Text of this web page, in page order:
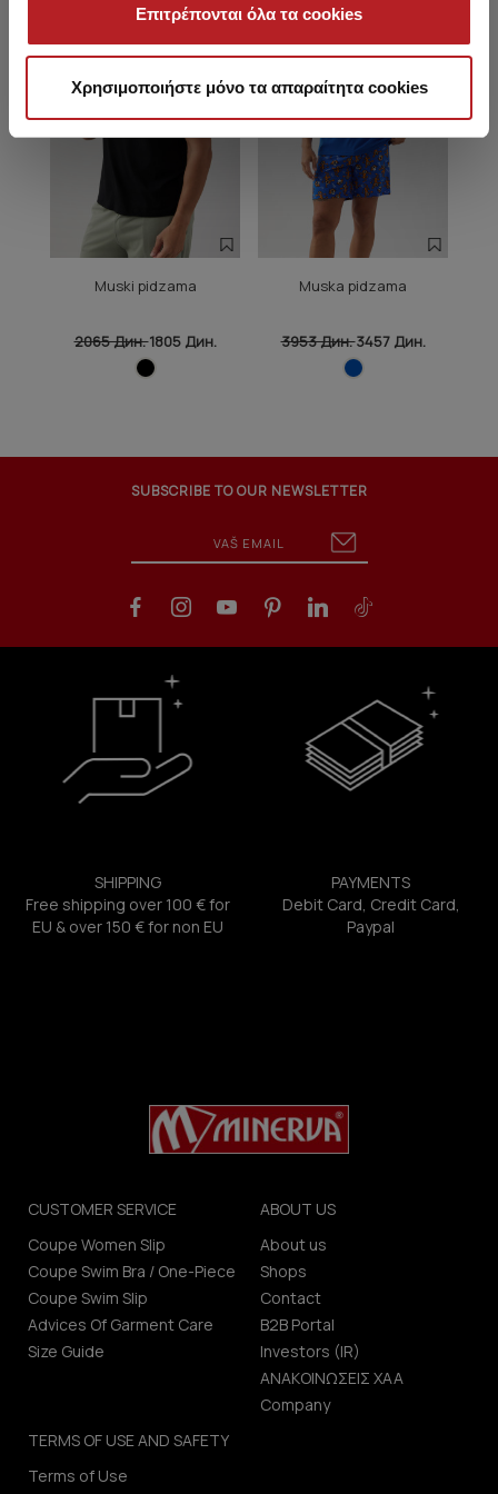
Επιτρέπονται όλα τα cookies
Χρησιμοποιήστε μόνο τα απαραίτητα cookies
Muski pidzama
2065 Дин.1805 Дин.
Muska pidzama
3953 Дин.3457 Дин.
SUBSCRIBE TO OUR NEWSLETTER
SHIPPING
Free shipping over 100 € for
EU & over 150 € for non EU
PAYMENTS
Debit Card, Credit Card,
Paypal
CUSTOMER SERVICE
Coupe Women Slip
Coupe Swim Bra / One-Piece
Coupe Swim Slip
Advices Of Garment Care
Size Guide
ABOUT US
About us
Shops
Contact
B2B Portal
Investors (IR)
ΑΝΑΚΟΙΝΩΣΕΙΣ ΧΑΑ
Company
TERMS OF USE AND SAFETY
Terms of Use